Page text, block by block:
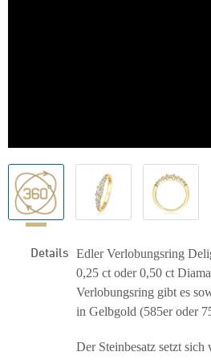
Details Edler Verlobungsring
0,25 ct oder 0,50 ct
Verlobungsring gibt es
in Gelbgold (585er oder
Der Steinbesatz setzt sich